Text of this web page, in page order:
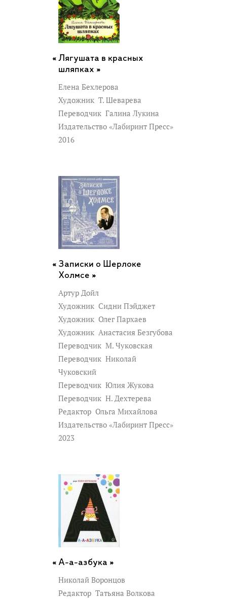
Лягушата в красных
шляпках »
Елена Бехлерова
Художник Т. Шеварева
Переводчик Галина Лукина
Издательство «Лабиринт Пресс»
2016
Записки о Шерлоке
Холмсе »
Артур Дойл
Художник Сидни Пэйджет
Художник Олег Пархаев
Художник Анастасия Безгубова
Переводчик М. Чуковская
Переводчик Николай
Чуковский
Переводчик Юлия Жукова
Переводчик Н. Дехтерева
Редактор Ольга Михайлова
Издательство «Лабиринт Пресс»
2023
А-а-азбука »
Николай Воронцов
Редактор Татьяна Волкова